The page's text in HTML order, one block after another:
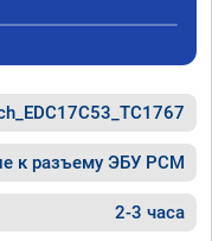
как
Машина
ничего
сразу.
В
пути!
к разъему ЭБУ PCM
2-3 часа